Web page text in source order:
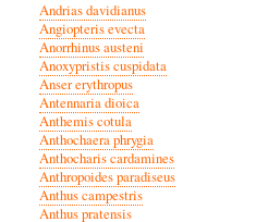
Andrias davidianus
Angiopteris evecta
Anorrhinus austeni
Anoxypristis cuspidata
Anser erythropus
Antennaria dioica
Anthemis cotula
Anthochaera phrygia
Anthocharis cardamines
Anthropoides paradiseus
Anthus campestris
Anthus pratensis